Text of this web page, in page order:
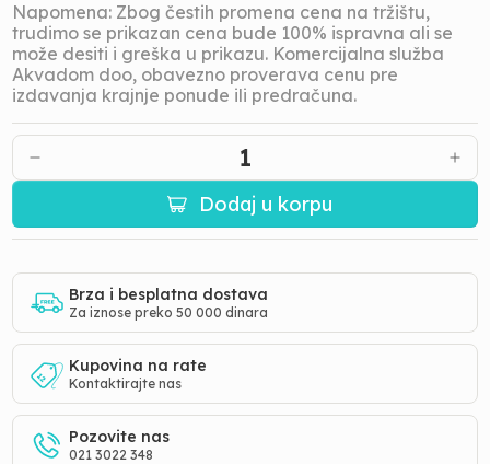
Napomena: Zbog čestih promena cena na tržištu,
trudimo se prikazan cena bude 100% ispravna ali se
može desiti i greška u prikazu. Komercijalna služba
Akvadom doo, obavezno proverava cenu pre
izdavanja krajnje ponude ili predračuna.
1
Dodaj u korpu
Brza i besplatna dostava
Za iznose preko 50 000 dinara
Kupovina na rate
Kontaktirajte nas
Pozovite nas
021 3022 348